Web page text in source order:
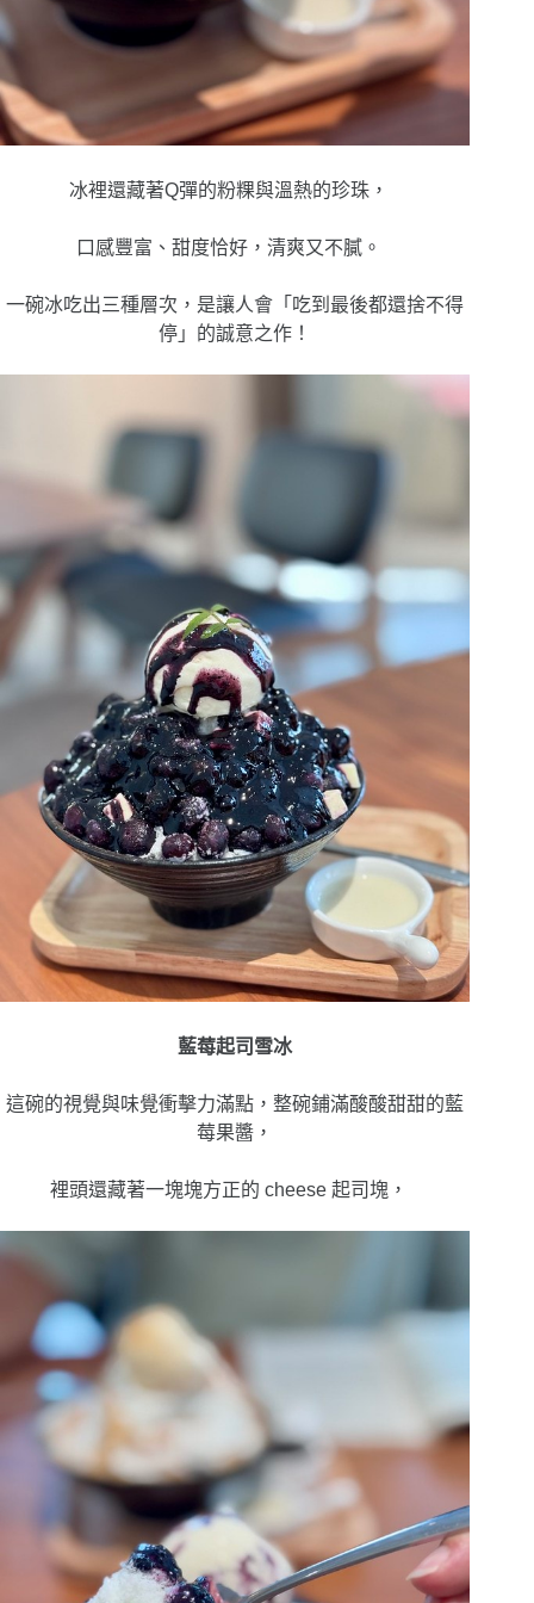
冰裡還藏著Q彈的粉粿與溫熱的珍珠，
口感豐富、甜度恰好，清爽又不膩。
一碗冰吃出三種層次，是讓人會「吃到最後都還捨不得
停」的誠意之作！
藍莓起司雪冰
這碗的視覺與味覺衝擊力滿點，整碗鋪滿酸酸甜甜的藍
莓果醬，
裡頭還藏著一塊塊方正的 cheese 起司塊，